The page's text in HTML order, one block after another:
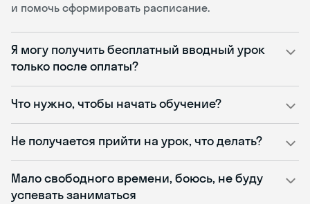
и помочь сформировать расписание.
Я могу получить бесплатный вводный урок
только после оплаты?
Что нужно, чтобы начать обучение?
Не получается прийти на урок, что делать?
Мало свободного времени, боюсь, не буду
успевать заниматься